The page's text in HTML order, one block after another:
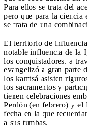
Para ellos se trata del
pero que para la ciencia
se trata de una
El territorio de
notable influencia de la
los conquistadores, a
evangelizó a gran parte
los kamtsá asisten
los sacramentos y
tienen celebraciones
Perdón (en febrero) y el
fecha en la que
a sus tumbas.